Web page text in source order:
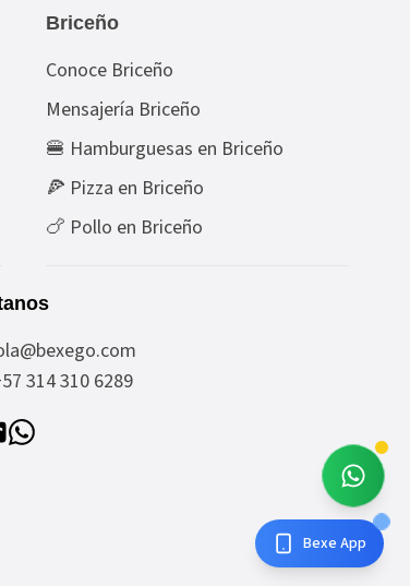
Briceño
Conoce Briceño
Mensajería Briceño
🍔 Hamburguesas en Briceño
🍕 Pizza en Briceño
🍗 Pollo en Briceño
314 310 6289
Bexe App